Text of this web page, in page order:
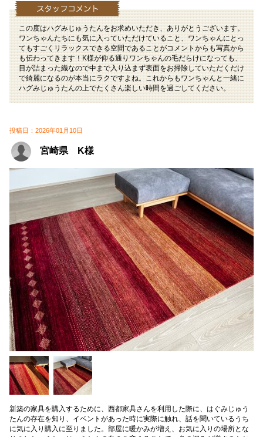
この度はハグみじゅうたんをお求めいただき、ありがとうございます。
ワンちゃんたちにも気に入っていただけていること、ワンちゃんにとっ
てもすごくリラックスできる空間であることがコメントからも写真から
も伝わってきます！K様が仰る通りワンちゃんの毛だらけになっても、
目が詰まった織なので中まで入り込まず表面をお掃除していただくだけ
で綺麗になるのが本当にラクですよね。これからもワンちゃんと一緒に
ハグみじゅうたんの上でたくさん楽しい時間を過ごしてください。
投稿日：2026年01月10日
宮崎県 K様
新築の家具を購入するために、西都家具さんを利用した際に、はぐみじゅう
たんの存在を知り、イベントがあった時に実際に触れ、話を聞いているうち
に気に入り購入に至りました。部屋に暖かみが増え、お気に入りの場所とな